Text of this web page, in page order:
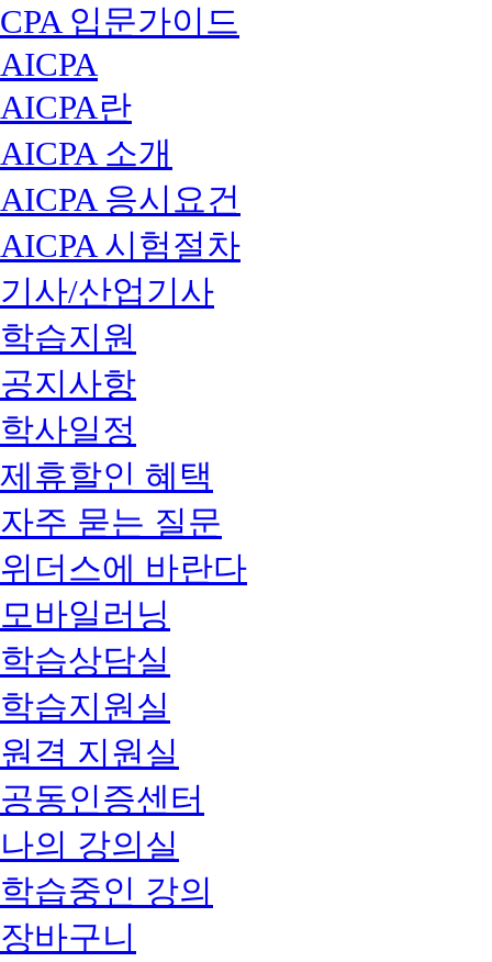
CPA 입문가이드
AICPA
AICPA란
AICPA 소개
AICPA 응시요건
AICPA 시험절차
기사/산업기사
학습지원
공지사항
학사일정
제휴할인 혜택
자주 묻는 질문
위더스에 바란다
모바일러닝
학습상담실
학습지원실
원격 지원실
공동인증센터
나의 강의실
학습중인 강의
장바구니